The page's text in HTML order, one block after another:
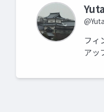
Yuta
@Yuta
フィ
アッ